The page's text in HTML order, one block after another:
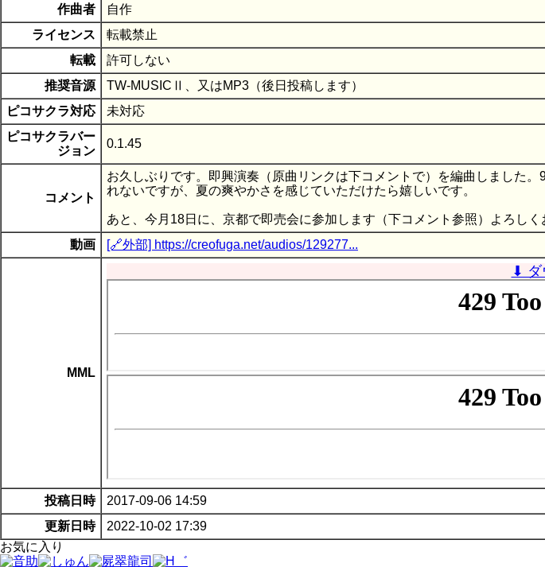
作曲者
自作
ライセンス
転載禁止
転載
許可しない
推奨音源
TW-MUSICⅡ、又はMP3（後日投稿します）
ピコサクラ対応
未対応
ピコサクラバー
ジョン
0.1.45
コメント
お久しぶりです。即興演奏（原曲リンクは下コメントで）を編曲しました
れないですが、夏の爽やかさを感じていただけたら嬉しいです。
あと、今月18日に、京都で即売会に参加します（下コメント参照）よろしく
動画
[🔗外部] https://creofuga.net/audios/129277...
MML
⬇ ダ
投稿日時
2017-09-06 14:59
更新日時
2022-10-02 17:39
お気に入り